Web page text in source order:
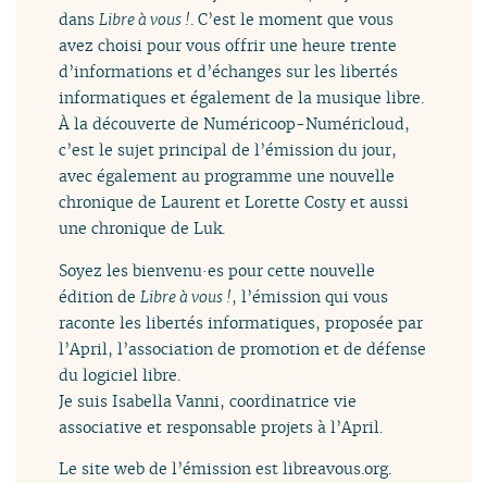
dansLibre à vous !. C’est le moment que vous
avez choisi pour vous offrir une heure trente
d’informations et d’échanges sur les libertés
informatiques et également de la musique libre.
À la découverte de Numéricoop-Numéricloud,
c’est le sujet principal de l’émission du jour,
avec également au programme une nouvelle
chronique de Laurent et Lorette Costy et aussi
une chronique de Luk.
Soyez les bienvenu·es pour cette nouvelle
édition de Libre à vous !, l’émission qui vous
raconte les libertés informatiques, proposée par
l’April, l’association de promotion et de défense
du logiciel libre.
Je suis Isabella Vanni, coordinatrice vie
associative et responsable projets à l’April.
Le site web de l’émission est libreavous.org.